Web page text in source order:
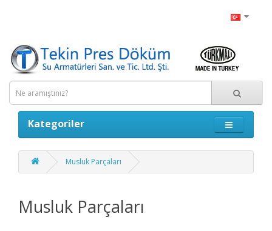
Kategoriler
Musluk Parçaları
Musluk Parçaları